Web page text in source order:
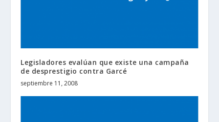
Legisladores evalúan que existe una campaña
de desprestigio contra Garcé
septiembre 11, 2008